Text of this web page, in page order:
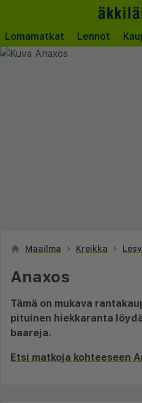
Lomamatkat Lennot
Maailma Kreikka
Anaxos
Tämä on mukava
pituinen hiekkaranta
baareja.
Etsi matkoja kohteeseen